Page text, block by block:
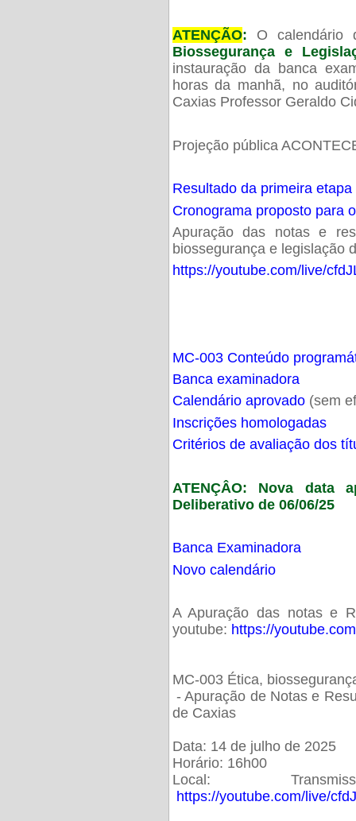
ATENÇÃO: O calendário
Biossegurança e
instauração da banca
horas da manhã, no
Caxias Professor Geraldo
Projeção pública
Resultado da primeira
Cronograma proposto para
Apuração das notas e
biossegurança e legislação
https://youtube.com/live/
MC-003 Conteúdo
Banca examinadora
Calendário aprovado(sem
Inscrições homologadas
Critérios de avaliação dos
ATENÇÂO: Nova data
Deliberativo de 06/06/25
Banca Examinadora
Novo calendário
A Apuração das notas e
youtube: https://
MC-003 Ética,
- Apuração de Notas e
de Caxias
Data: 14 de julho de 2025
Horário: 16h00
Local:
https://youtube.com/live/